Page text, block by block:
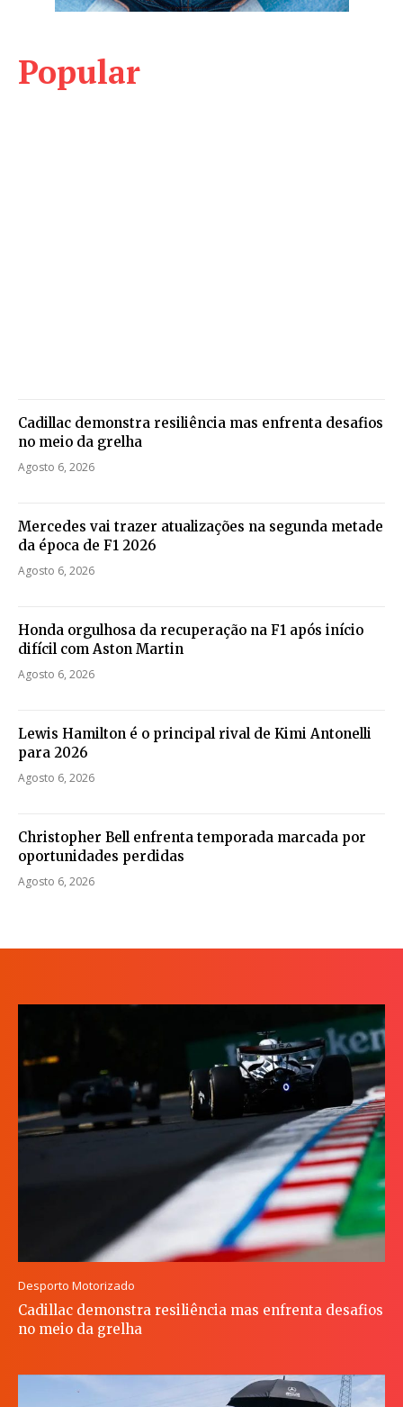
Popular
Cadillac demonstra resiliência mas enfrenta desafios
no meio da grelha
Agosto 6, 2026
Mercedes vai trazer atualizações na segunda metade
da época de F1 2026
Agosto 6, 2026
Honda orgulhosa da recuperação na F1 após início
difícil com Aston Martin
Agosto 6, 2026
Lewis Hamilton é o principal rival de Kimi Antonelli
para 2026
Agosto 6, 2026
Christopher Bell enfrenta temporada marcada por
oportunidades perdidas
Agosto 6, 2026
Desporto Motorizado
Cadillac demonstra resiliência mas enfrenta desafios
no meio da grelha